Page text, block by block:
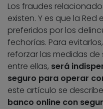
Los fraudes
existen. Y es que la
preferidos por los
fechorías. Para
reforzar las medidas
entre ellas, será
seguro para operar
este artículo se
banco online con